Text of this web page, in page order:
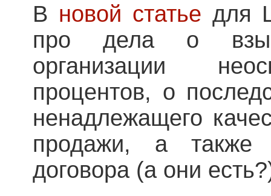
В новой статье для
про дела о
организации
процентов, о
ненадлежащего
продажи, а также
договора (а они